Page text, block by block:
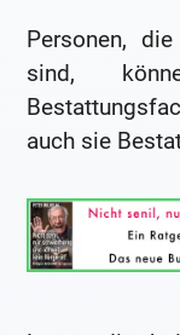
Personen,
sind,
auch sie